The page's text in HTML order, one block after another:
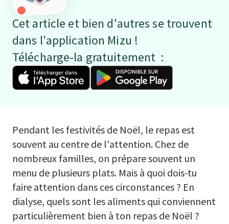
Cet article et bien d'autres se trouvent
dans l'application Mizu !
Télécharge-la gratuitement :
Pendant les festivités de Noël, le repas est
souvent au centre de l'attention. Chez de
nombreux familles, on prépare souvent un
menu de plusieurs plats. Mais à quoi dois-tu
faire attention dans ces circonstances ? En
dialyse, quels sont les aliments qui conviennent
particulièrement bien à ton repas de Noël ?